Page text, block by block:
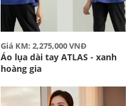
Giá KM: 2,275,000 VNĐ
Áo lụa dài tay ATLAS - xanh
hoàng gia